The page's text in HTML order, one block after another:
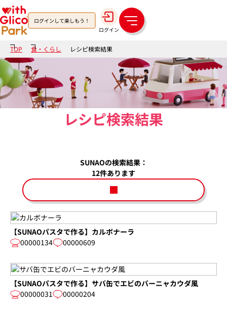
ログインして楽しもう！
ログイン
メ
ニ
ー
TOP 食・くらし レシピ検索結果
レシピ検索結果
SUNAOの検索結果：
12件あります
【SUNAOパスタで作る】カルボナーラ
00000134
00000609
【SUNAOパスタで作る】サバ缶でエビのバーニャカウダ風
00000031
00000204